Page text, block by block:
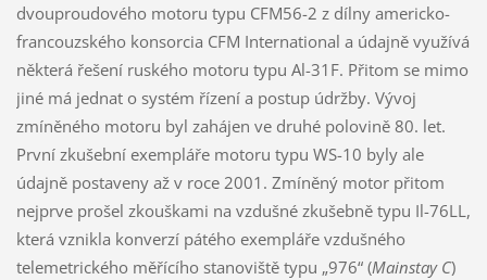
dvouproudového motoru typu CFM56-2 z dílny americko-
francouzského konsorcia CFM International a údajně využívá
některá řešení ruského motoru typu Al-31F. Přitom se mimo
jiné má jednat o systém řízení a postup údržby. Vývoj
zmíněného motoru byl zahájen ve druhé polovině 80. let.
První zkušební exempláře motoru typu WS-10 byly ale
údajně postaveny až v roce 2001. Zmíněný motor přitom
nejprve prošel zkouškami na vzdušné zkušebně typu Il-76LL,
která vznikla konverzí pátého exempláře vzdušného
telemetrického měřícího stanoviště typu „976“ (Mainstay C)